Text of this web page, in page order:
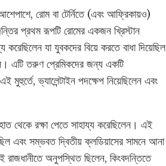
রোম বা টের্নিতে (এবং আফ্রিকায়ও)
প্রথম রূপটি রোমের একজন খ্রিস্টান
করেছিলেন যা যুবকদের বিয়ে করতে বাধা দিয়েছিল
এটি তরুণ প্রেমিকদের জন্য একটি
ভ্যালেন্টাইন পদক্ষেপ নিয়েছিলেন এবং
হাত থেকে রক্ষা পেতে সাহায্য করেছিলেন। এই
এবং সম্ভবত দ্বিতীয় ক্লডিয়াসের সামনে আনা
রাজধানীতে অনুপস্থিত ছিলেন, কিংবদন্তিতে